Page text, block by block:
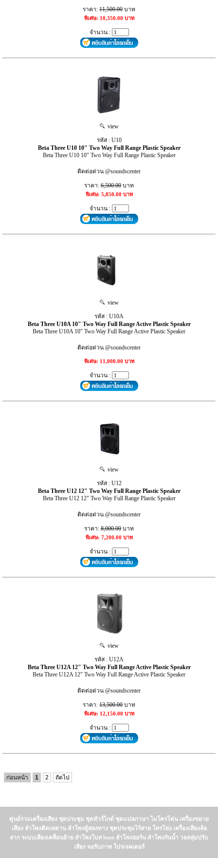
ราคา: 11,500.00 บาท
พิเศษ: 10,350.00 บาท
จำนวน :
view
รหัส : U10
Beta Three U10 10" Two Way Full Range Plastic Speaker
Beta Three U10 10" Two Way Full Range Plastic Speaker
ติดต่อด่วน @soundscenter
ราคา: 6,500.00 บาท
พิเศษ: 5,850.00 บาท
จำนวน :
view
รหัส : U10A
Beta Three U10A 10" Two Way Full Range Active Plastic Speaker
Beta Three U10A 10" Two Way Full Range Active Plastic Speaker
ติดต่อด่วน @soundscenter
พิเศษ: 11,000.00 บาท
จำนวน :
view
รหัส : U12
Beta Three U12 12" Two Way Full Range Plastic Speaker
Beta Three U12 12" Two Way Full Range Plastic Speaker
ติดต่อด่วน @soundscenter
ราคา: 8,000.00 บาท
พิเศษ: 7,200.00 บาท
จำนวน :
view
รหัส : U12A
Beta Three U12A 12" Two Way Full Range Active Plastic Speaker
Beta Three U12A 12" Two Way Full Range Active Plastic Speaker
ติดต่อด่วน @soundscenter
ราคา: 13,500.00 บาท
พิเศษ: 12,150.00 บาท
จำนวน :
ก่อนหน้า 1 2 ถัดไป
ศูนย์รวมเครื่องเสียง ชุดประชุม ชุดทัวร์ไกด์ ชุดแปลภาษา ไมโครโฟน เครื่องขยาย
เสียง ลำโพงติดเพดาน ลำโพงตู้สองทาง ชุดประชุมไร้สาย โทรโข่ง เครื่องเสียงล้อ
ลาก ระบบเสียงเคลื่อนย้าย ลำโพงโบส bose ลำโพงฮอร์น ลำโพงกันน้ำ วอลลุ่มปรับ
เสียง จอรับภาพ โปรเจคเตอร์